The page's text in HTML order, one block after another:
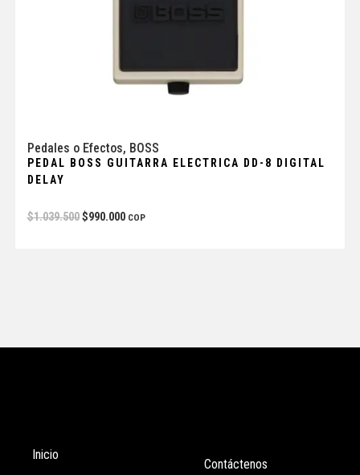
Pedales o Efectos, BOSS
PEDAL BOSS GUITARRA ELECTRICA DD-8 DIGITAL
DELAY
$1.039.500 $990.000 COP
Inicio
Contáctenos